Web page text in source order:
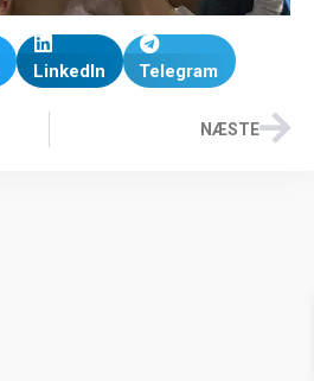
LinkedIn Telegram
NÆSTE